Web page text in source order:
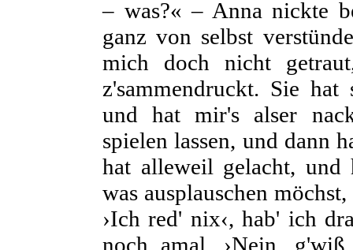
– was?« – Anna nickte
ganz von selbst
mich doch nicht
z'sammendruckt. Sie
und hat mir's alser
spielen lassen, und dann
hat alleweil gelacht, und
was ausplauschen
›Ich red' nix‹, hab' ich
noch amal. ›Nein,